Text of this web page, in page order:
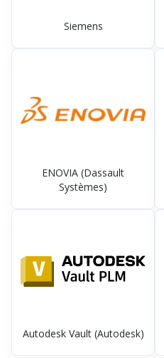
Siemens
ENOVIA (Dassault
Systèmes)
Autodesk Vault (Autodesk)